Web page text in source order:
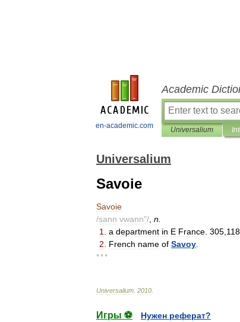
en-academic.com
Academic
Universalium
Universalium
Savoie
Savoie
/sann vwann"/ n
1
a department in E France 305 118
2
French name of Savoy
* * *
Universalium 2010
Игры ⚽
Нужен реферат?